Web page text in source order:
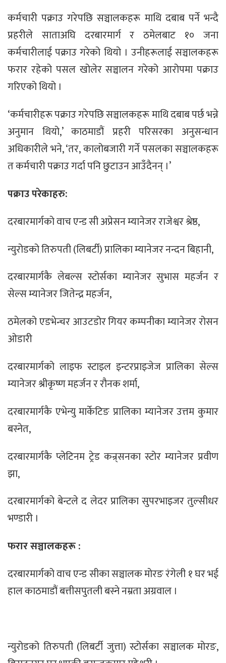
कर्मचारी पक्राउ गरेपछि सञ्चालकहरू माथि दबाब पर्ने भन्दै
प्रहरीले साताअघि दरबारमार्ग र ठमेलबाट १० जना
कर्मचारीलाई पक्राउ गरेको थियो । उनीहरूलाई सञ्चालकहरू
फरार रहेको पसल खोलेर सञ्चालन गरेको आरोपमा पक्राउ
गरिएको थियो ।
‘कर्मचारीहरू पक्राउ गरेपछि सञ्चालकहरू माथि दबाब पर्छ भन्ने
अनुमान थियो,’ काठमाडौं प्रहरी परिसरका अनुसन्धान
अधिकारीले भने, ‘तर, कालोबजारी गर्ने पसलका सञ्चालकहरू
त कर्मचारी पक्राउ गर्दा पनि छुटाउन आउँदैनन् ।’
पक्राउ परेकाहरु:
दरबारमार्गको वाच एन्ड सी अप्रेसन म्यानेजर राजेश्वर श्रेष्ठ,
न्युरोडको तिरुपती (लिबर्टी) प्रालिका म्यानेजर नन्दन बिहानी,
दरबारमार्गकै लेबल्स स्टोर्सका म्यानेजर सुभास महर्जन र
सेल्स म्यानेजर जितेन्द्र महर्जन,
ठमेलको एडभेन्चर आउटडोर गियर कम्पनीका म्यानेजर रोसन
ओडारी
दरबारमार्गको लाइफ स्टाइल इन्टरप्राइजेज प्रालिका सेल्स
म्यानेजर श्रीकृष्ण महर्जन र रौनक शर्मा,
दरबारमार्गकै एभेन्यु मार्केटिङ प्रालिका म्यानेजर उत्तम कुमार
बस्नेत,
दरबारमार्गकै प्लेटिनम ट्रेड कन्र्सनका स्टोर म्यानेजर प्रवीण
झा,
दरबारमार्गको बेन्टले द लेदर प्रालिका सुपरभाइजर तुल्सीधर
भण्डारी ।
फरार सञ्चालकहरू :
दरबारमार्गको वाच एन्ड सीका सञ्चालक मोरङ रंगेली १ घर भई
हाल काठमाडौं बत्तीसपुतली बस्ने नम्रता अग्रवाल ।
न्युरोडको तिरुपती (लिबर्टी जुत्ता) स्टोर्सका सञ्चालक मोरङ,